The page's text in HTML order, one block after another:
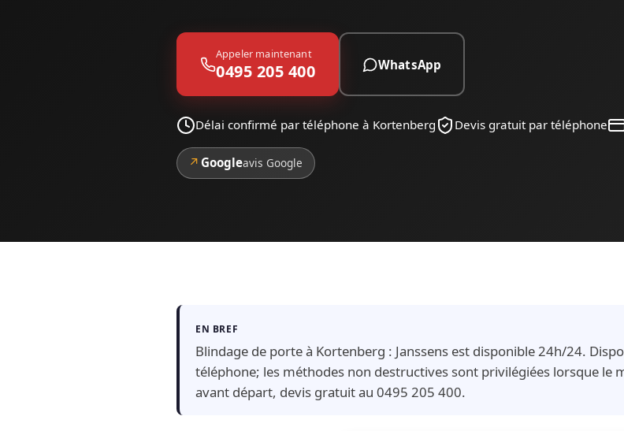
Appeler maintenant
0495 205 400 WhatsApp
Délai confirmé par téléphone à Kortenberg Devis gratuit par téléphone
↗ Googleavis Google
EN BREF
Blindage de porte à Kortenberg : Janssens est disponible 24h/24.
téléphone; les méthodes non destructives sont privilégiées lorsque le
avant départ, devis gratuit au 0495 205 400.